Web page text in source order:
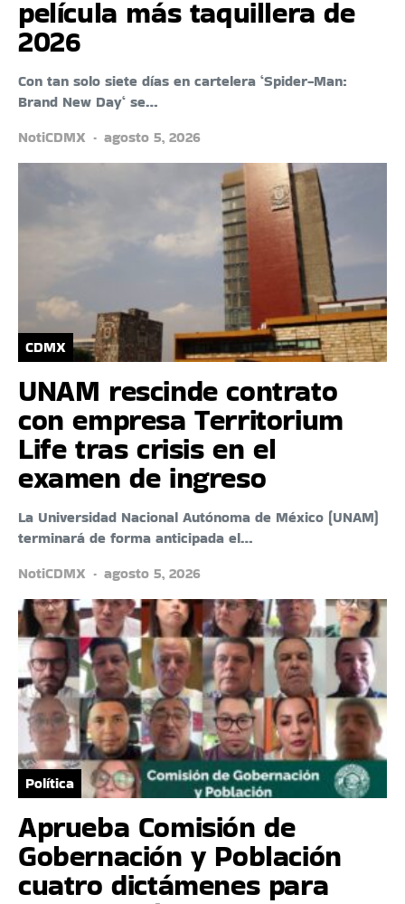
película más taquillera de
2026
Con tan solo siete días en cartelera ‘Spider-Man:
Brand New Day‘ se…
NotiCDMX
agosto 5, 2026
CDMX
UNAM rescinde contrato
con empresa Territorium
Life tras crisis en el
examen de ingreso
La Universidad Nacional Autónoma de México (UNAM)
terminará de forma anticipada el…
NotiCDMX
agosto 5, 2026
Política
Aprueba Comisión de
Gobernación y Población
cuatro dictámenes para